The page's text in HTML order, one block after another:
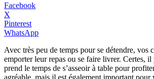
Facebook
X
Pinterest
WhatsApp
Avec très peu de temps pour se détendre, vos
emporter leur repas ou se faire livrer. Certes,
prend le temps de s’asseoir à table pour
agréable, mais il est également important pour